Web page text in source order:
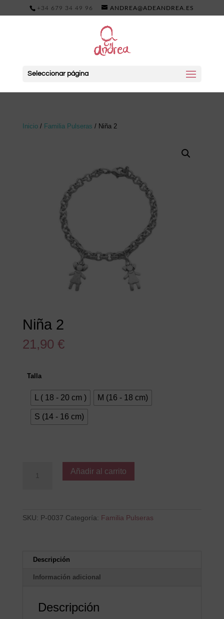
+34 679 34 49 96 ANDREA@ADEANDREA.ES
Seleccionar página
Inicio/ Familia Pulseras / Niña 2
Niña 2
21,90 €
Talla
L ( 18 - 20 cm ) M (16 - 18 cm)
S (14 - 16 cm)
Añadir al carrito
SKU: P-0037 Categoría: Familia Pulseras
Descripción
Información adicional
Descripción